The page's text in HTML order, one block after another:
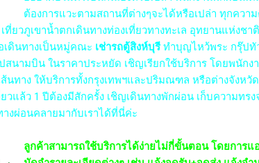
ต้องการแวะตามสถานที่ต่างๆจะได้หรือเปล่า ทุกคว
ที่ยวภูเขาน้ำตกเดินทางท่องเที่ยวทางทะเล อุทยานแห่งชา
ดินทางเป็นหมู่คณะ เช่ารถตู้สิงห์บุรี ทำบุญไหว้พระ กรุ๊ปทั
สนามบิน ในราคาประหยัด เชิญเรียกใช้บริการ โดยพนัก
ทาง ให้บริการทั้งกรุงเทพฯและปริมณฑล หรือต่างจังหวั
วแล้ว 1 ปีต้องมีสักครั้ง เชิญเดินทางพักผ่อน เก็บความทร
างผ่อนคลายมากับเราได้ที่นี่ค่ะ
ลูกค้าสามารถใช้บริการได้ง่ายไม่กี่ขั้นตอน โดยการ